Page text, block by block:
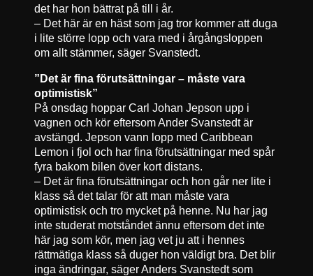
det har hon bättrat på till i år.
– Det här är en häst som jag tror kommer att duga
i lite större lopp och vara med i årgångsloppen
om allt stämmer, säger Svanstedt.
”Det är fina förutsättningar – måste vara
optimistisk”
På onsdag hoppar Carl Johan Jepson upp i
vagnen och kör eftersom Ander Svanstedt är
avstängd. Jepson vann lopp med Caribbean
Lemon i fjol och har fina förutsättningar med spår
fyra bakom bilen över kort distans.
– Det är fina förutsättningar och hon går ner lite i
klass så det talar för att man måste vara
optimistisk och tro mycket på henne. Nu har jag
inte studerat motståndet ännu eftersom det inte
här jag som kör, men jag vet ju att i hennes
rättmätiga klass så duger hon väldigt bra. Det blir
inga ändringar, säger Anders Svanstedt som